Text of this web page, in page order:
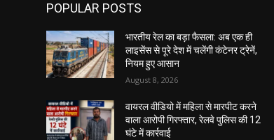
POPULAR POSTS
भारतीय रेल का बड़ा फैसला: अब एक ही
लाइसेंस से पूरे देश में चलेंगी कंटेनर ट्रेनें,
नियम हुए आसान
August 8, 2026
वायरल वीडियो में महिला से मारपीट करने
वाला आरोपी गिरफ्तार, रेलवे पुलिस की 12
घंटे में कार्रवाई